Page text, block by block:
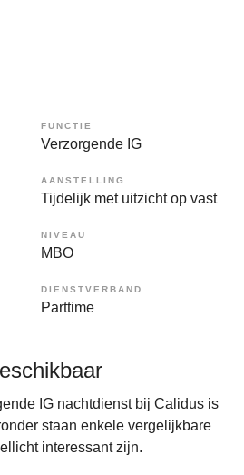
FUNCTIE
Verzorgende IG
AANSTELLING
Tijdelijk met uitzicht op vast
NIVEAU
MBO
DIENSTVERBAND
Parttime
IG nachtdienst bij Calidus is
staan enkele vergelijkbare
interessant zijn.